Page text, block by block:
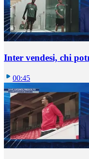
Inter vendesi, chi
00:45